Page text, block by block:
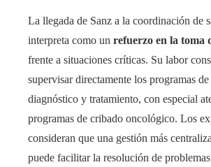
La llegada de Sanz a la coordinación de
interpreta como un refuerzo en la toma
frente a situaciones críticas. Su labor
supervisar directamente los programas
diagnóstico y tratamiento, con especial
programas de cribado oncológico. Los
consideran que una gestión más
puede facilitar la resolución de